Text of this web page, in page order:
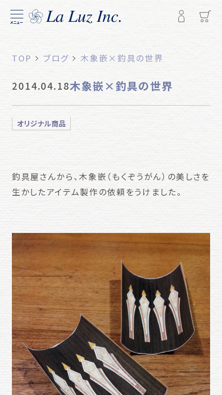
メニュー
TOP ブログ 木象嵌×釣具の世界
2014.04.18木象嵌×釣具の世界
オリジナル商品
釣具屋さんから、木象嵌（もくぞうがん）の美しさを
生かしたアイテム製作の依頼をうけました。